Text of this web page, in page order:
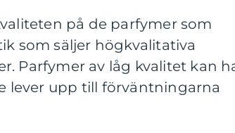
på de parfymer som
som säljer högkvalitativa
Parfymer av låg kvalitet kan
lever upp till förväntningarna